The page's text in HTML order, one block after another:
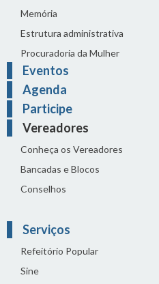
Memória
Estrutura administrativa
Procuradoria da Mulher
Eventos
Agenda
Participe
Vereadores
Conheça os Vereadores
Bancadas e Blocos
Conselhos
Serviços
Refeitório Popular
Sine